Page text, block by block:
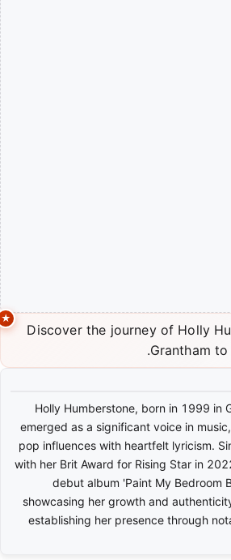
Discover the journey of Holly
Grantham
Holly Humberstone, born in 1999 in
emerged as a significant voice in
pop influences with heartfelt lyricism.
with her Brit Award for Rising Star in
debut album 'Paint My Bedroom
showcasing her growth and
establishing her presence through